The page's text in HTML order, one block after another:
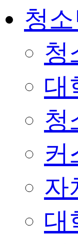
청
청
대
청
커
자
대